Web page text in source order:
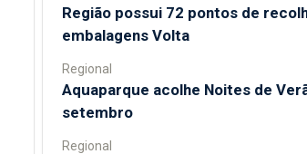
Região possui 72 pontos de
embalagens Volta
Regional
Aquaparque acolhe Noites de
setembro
Regional